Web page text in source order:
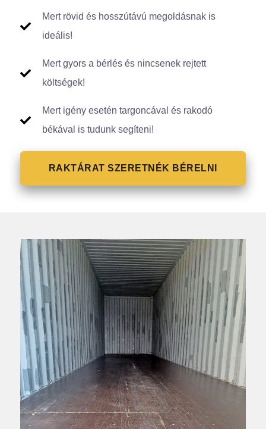
Mert rövid és hosszútávú megoldásnak is
ideális!
Mert gyors a bérlés és nincsenek rejtett
költségek!
Mert igény esetén targoncával és rakodó
békával is tudunk segíteni!
RAKTÁRAT SZERETNÉK BÉRELNI